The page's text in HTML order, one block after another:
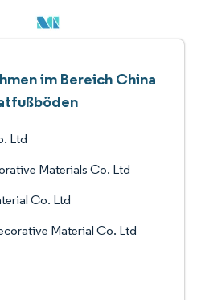
im Bereich China
Ltd
Materials Co. Ltd
Co. Ltd
Material Co. Ltd